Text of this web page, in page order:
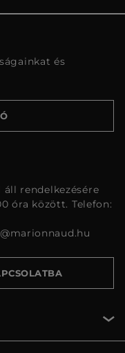
és
rendelkezésére
óra között. Telefon: